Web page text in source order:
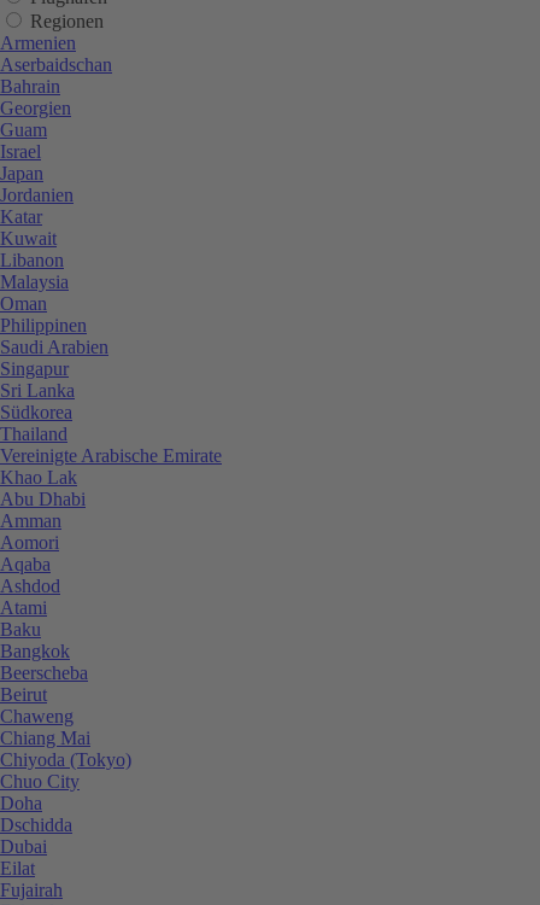
Regionen
Armenien
Aserbaidschan
Bahrain
Georgien
Guam
Israel
Japan
Jordanien
Katar
Kuwait
Libanon
Malaysia
Oman
Philippinen
Saudi Arabien
Singapur
Sri Lanka
Südkorea
Thailand
Vereinigte Arabische Emirate
Khao Lak
Abu Dhabi
Amman
Aomori
Aqaba
Ashdod
Atami
Baku
Bangkok
Beerscheba
Beirut
Chaweng
Chiang Mai
Chiyoda (Tokyo)
Chuo City
Doha
Dschidda
Dubai
Eilat
Fujairah